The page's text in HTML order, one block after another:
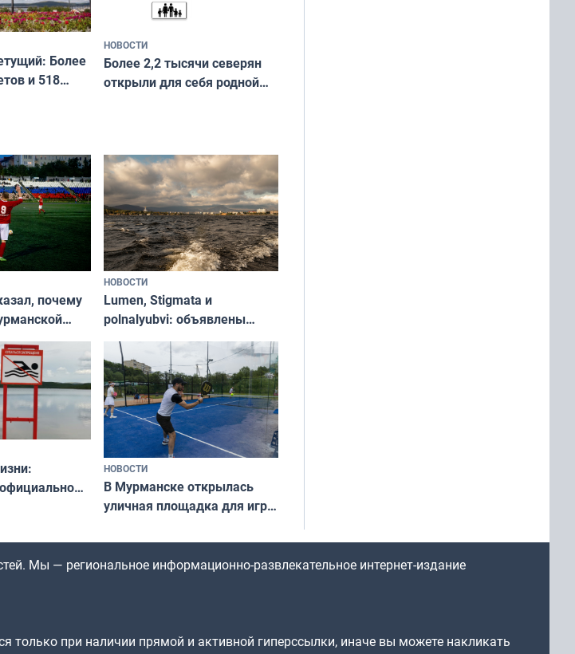
Более
и 518
НОВОСТИ
Более 2,2 тысячи северян
открыли для себя родной
почему
остался
НОВОСТИ
Lumen, Stigmata и
polnalyubvi: объявлены
хедлайнеры фестиваля
«Имандра» в 2026 года
НОВОСТИ
В Мурманске открылась
уличная площадка для игры
Мы — региональное информационно-развлекательное интернет-издание
только при наличии прямой и активной гиперссылки, иначе вы можете накликать